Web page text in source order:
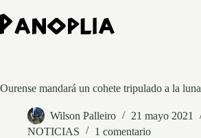
al
contenido
Ourense mandará un cohete tripulado a la luna
Wilson Palleiro
21 mayo 2021
NOTICIAS
1 comentario